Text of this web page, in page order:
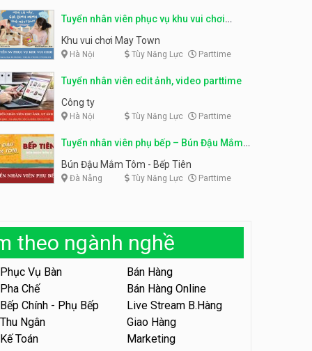
bàn, phụ bếp
bàn parttime
động
Khu vui chơi May Town
Tuyển nhân viên tư vấn bán
Shop mỹ phẩm
Tuyển nhân viên bán hàng,
KIBO KIDS
Tuyển nhân viên edit ảnh,
Tuyển nhân viên tiếp thực,
phục vụ bàn
Nhà hàng Phủi Quán
Tuyển nhân viên phục vụ ca
tối – quán kem dừa
Quán kem dừa
Tuyển nhân viên phục vụ khu vui chơi
parttime linh động
Khu vui chơi May Town
Hà Nội Tùy Năng Lực Parttime
Tuyển nhân viên edit ảnh, video parttime
Công ty
Hà Nội Tùy Năng Lực Parttime
Tuyển nhân viên phụ bếp – Bún Đậu Mắm
Tôm – Bếp Tiên
Bún Đậu Mắm Tôm - Bếp Tiên
Đà Nẵng Tùy Năng Lực Parttime
theo ngành nghề
Phục Vụ Bàn
Bán Hàng
Pha Chế
Bán Hàng Online
Bếp Chính - Phụ Bếp
Live Stream B.Hàng
Thu Ngân
Giao Hàng
Kế Toán
Marketing